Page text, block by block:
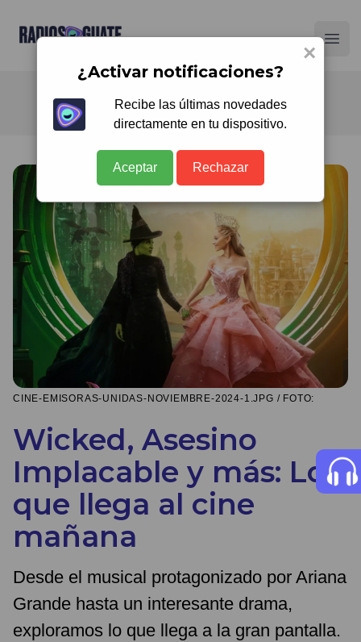
Radios Guate
CINE-EMISORAS-UNIDAS-NOVIEMBRE-2024-1.JPG / FOTO:
Wicked, Asesino
Implacable y más: Lo
que llega al cine
mañana
Desde el musical protagonizado por Ariana
Grande hasta un interesante drama,
exploramos lo que llega a la gran pantalla.
×
¿Activar notificaciones?
Recibe las últimas novedades
directamente en tu dispositivo.
Aceptar Rechazar